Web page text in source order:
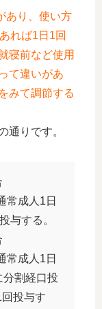
あり、使い方
れば1日1回
寝前など使用
て違いがあ
みて調節する
通りです。
常成人1日
与する。
常成人1日
分割経口投
投与す